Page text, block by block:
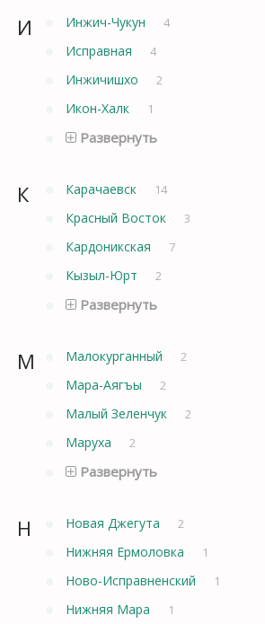
И Инжич-Чукун 4
Исправная 4
Инжичишхо 2
Икон-Халк 1
Развернуть
К Карачаевск 14
Красный Восток 3
Кардоникская 7
Кызыл-Юрт 2
Развернуть
М Малокурганный 2
Мара-Аягъы 2
Малый Зеленчук 2
Маруха 2
Развернуть
Н Новая Джегута 2
Нижняя Ермоловка 1
Ново-Исправненский 1
Нижняя Мара 1